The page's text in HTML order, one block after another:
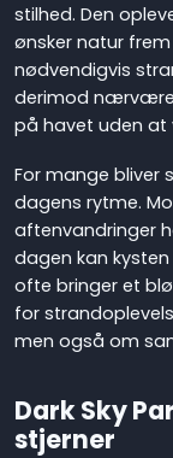
stilhed. Den
ønsker natur
nødvendigvis
derimod
på havet uden
For mange bliver
dagens rytme.
aftenvandringer
dagen kan
ofte bringer et
for
men også om
Dark Sky
stjerner